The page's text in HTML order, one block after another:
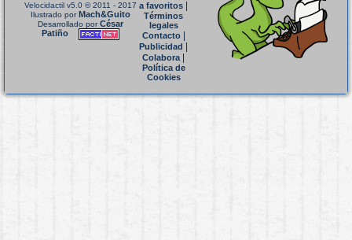
Velocidactil v5.0 © 2011 - 2017
Ilustrado porMach&Guito
Desarrollado porCésar
Patiño
a favoritos
Términos
legales
Contacto|
Publicidad
Colabora|
Política de
Cookies